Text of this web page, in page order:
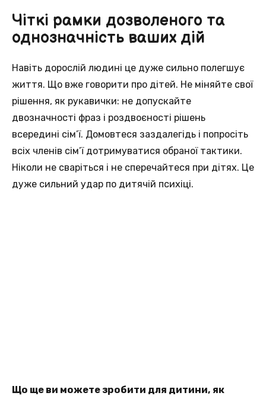
Чіткі рамки дозволеного та
однозначність ваших дій
Навіть дорослій людині це дуже сильно полегшує
життя. Що вже говорити про дітей. Не міняйте свої
рішення, як рукавички: не допускайте
двозначності фраз і роздвоєності рішень
всередині сім’ї. Домовтеся заздалегідь і попросіть
всіх членів сім’ї дотримуватися обраної тактики.
Ніколи не сваріться і не сперечайтеся при дітях. Це
дуже сильний удар по дитячій психіці.
Що ще ви можете зробити для дитини, як